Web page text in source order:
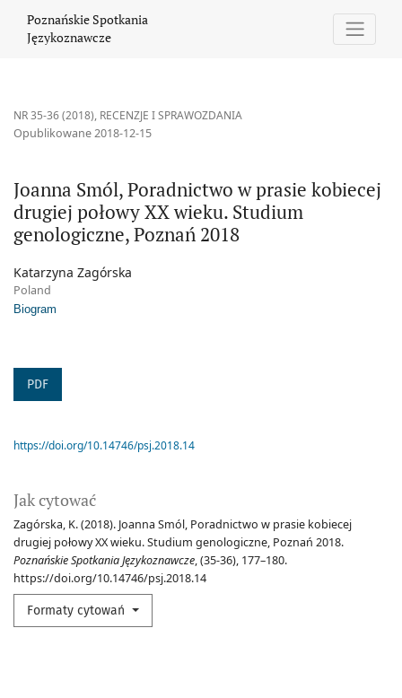
Poznańskie Spotkania
Językoznawcze
NR 35-36 (2018), RECENZJE I SPRAWOZDANIA
Joanna Smól, Poradnictwo w prasie kobiecej
drugiej połowy XX wieku. Studium
genologiczne, Poznań 2018
Opublikowane 2018-12-15
Katarzyna Zagórska
Poland
Biogram
PDF
Jak cytować
Zagórska, K. (2018). Joanna Smól, Poradnictwo w prasie kobiecej
drugiej połowy XX wieku. Studium genologiczne, Poznań 2018.
Poznańskie Spotkania Językoznawcze, (35-36), 177–180.
https://doi.org/10.14746/psj.2018.14
Formaty cytowań
https://doi.org/10.14746/psj.2018.14